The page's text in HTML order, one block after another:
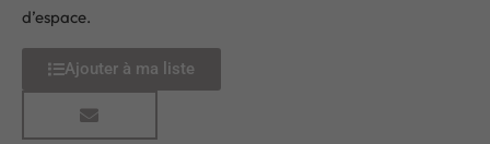
d’espace.
Ajouter à ma liste